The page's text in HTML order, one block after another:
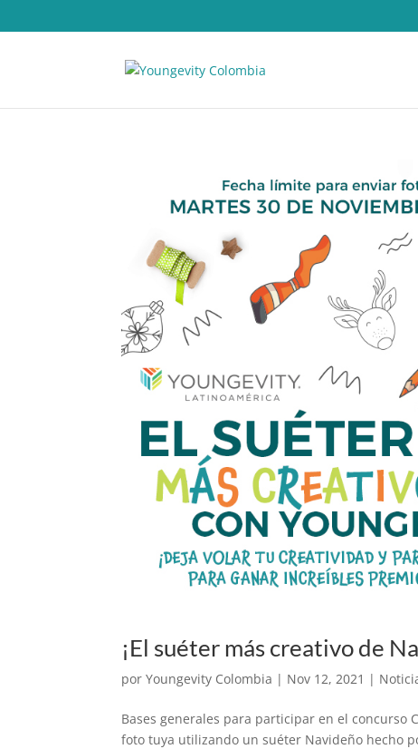
¡El suéter más creativo de
porYoungevity Colombia | Nov 12, 2021 |
Bases generales para participar en el concurso
foto tuya utilizando un suéter Navideño hecho